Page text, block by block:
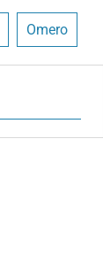
Omero